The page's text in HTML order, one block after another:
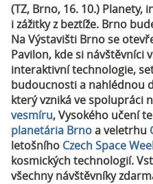
(TZ, Brno, 16. 10.)
i zážitky z beztíže. Brno
Na Výstavišti Brno se
Pavilon, kde si návštěvníci
interaktivní technologie,
budoucnosti a nahlédnou
který vzniká ve
vesmíru,Vysokého učení
planetária Brnoa veletrhu
letošního Czech Space
kosmických technologií.
všechny návštěvníky